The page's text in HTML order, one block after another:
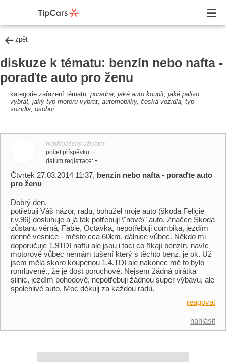
zpět
diskuze k tématu: benzín nebo nafta -
poraďte auto pro ženu
kategorie zařazení tématu: poradna, jaké auto koupit, jaké palivo
vybrat, jaký typ motoru vybrat, automobilky, česká vozidla, typ
vozidla, osobní
nepřihlášený uživatel
počet příspěvků -
datum registrace -
Čtvrtek 27.03.2014 11:37, benzín nebo nafta - poraďte auto
pro ženu
Dobrý den,
potřebuji Váš názor, radu, bohužel moje auto (škoda Felicie
r.v.96) dosluhuje a já tak potřebuji \"nové\" auto. Značce Škoda
zůstanu věrná, Fabie, Octavka, nepotřebuji combika, jezdím
denně vesnice - město cca 60km, dálnice vůbec. Někdo mi
doporučuje 1.9TDI naftu ale jsou i tací co říkají benzín, navíc
motorově vůbec nemám tušení který s těchto benz. je ok. Už
jsem měla skoro koupenou 1.4.TDI ale nakonec mě to bylo
romluvené., že je dost poruchové. Nejsem žádná pirátka
silnic, jezdím pohodově, nepotřebuji žádnou super výbavu, ale
spolehlivé auto. Moc děkuij za každou radu.
reagovat
nahlásit